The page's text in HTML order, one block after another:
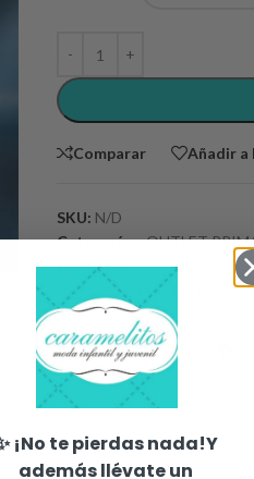
Comparar Añadir a
SKU: N/D
Categorías:OUTLET
Etiquetas:ropa Bluey
Bluey
conjunto niño
niño
Share:
¡No te pierdas nada!Y
además llévate un